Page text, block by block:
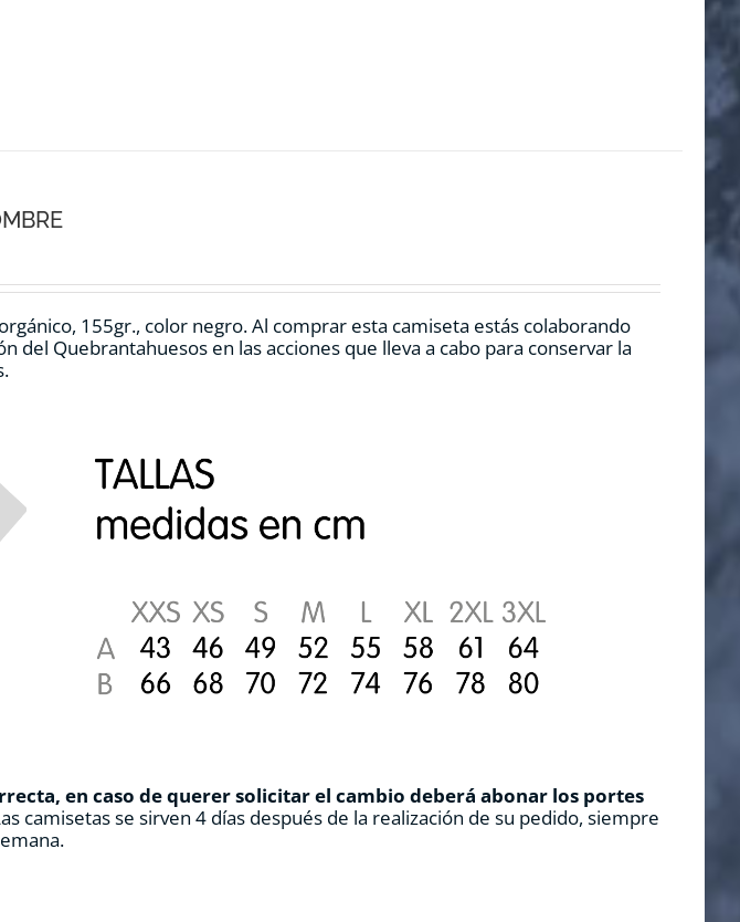
155gr., color negro. Al comprar esta camiseta estás colaborando
del Quebrantahuesos en las acciones que lleva a cabo para conservar la
en caso de querer solicitar el cambio deberá abonar los portes
camisetas se sirven 4 días después de la realización de su pedido, siempre